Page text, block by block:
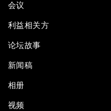
会议
利益相关方
论坛故事
新闻稿
相册
视频